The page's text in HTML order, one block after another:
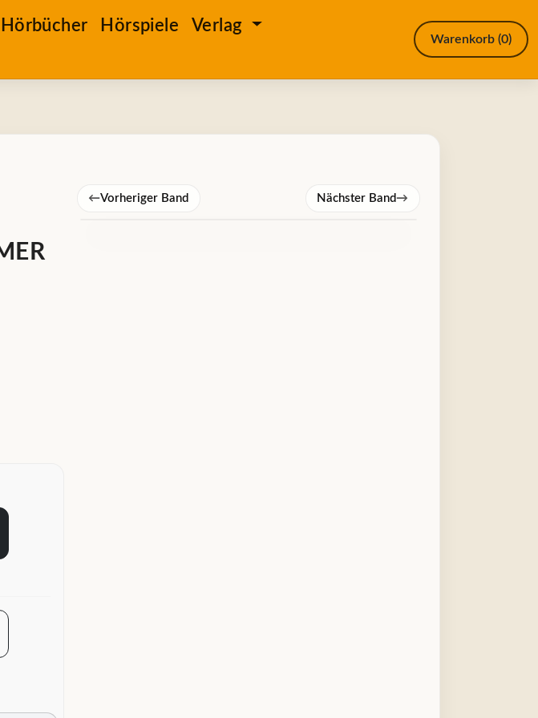
Hörbücher Hörspiele Verlag
Warenkorb (0)
←Vorheriger Band Nächster Band→